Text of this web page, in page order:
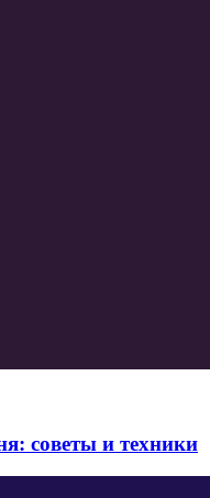
советы и техники